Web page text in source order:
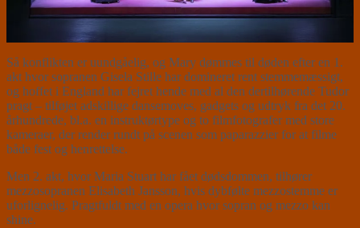
Så konflikten er uundgåelig, og Mary dømmes til døden efter en 1.
akt hvor sopranen Gisela Stille har domineret rent stemmemæssigt,
og hoffet i England har fejret hende med al den dertilhørende Tudor
pragt – tilføjet adskillige dansemoves, gadgets og udtryk fra det 20.
århundrede, bl.a. en instruktørtype og to filmfotografer med store
kameraer, der render rundt på scenen som paparazzier for at filme
både fest og henrettelse.
Men 2. akt, hvor Maria Stuart har fået dødsdommen, tilhører
mezzosopranen Elisabeth Jansson, hvis dybfølte mezzostemme er
uforlignelig. Pragtfuldt med en opera hvor sopran og mezzo kan
shine.